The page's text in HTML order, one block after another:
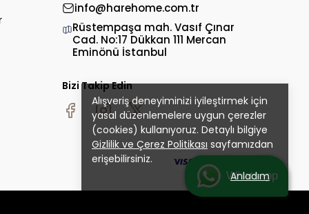
Alışveriş deneyiminizi iyileştirmek için
yasal düzenlemelere uygun çerezler
(cookies) kullanıyoruz. Detaylı bilgiye
Gizlilik ve Çerez Politikası sayfamızdan
erişebilirsiniz.
Anladım
info@harehome.com.tr
Rüstempaşa mah. Vasıf Çınar
Cad. No:17 Dükkan 111 Mercan
Eminönü İstanbul
Bizi Takip Edin
Whatsapp